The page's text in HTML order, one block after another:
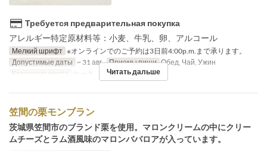
Требуется предварительная покупка
アレルギー特定原材料等：小麦、牛乳、卵、アルコール
Мелкий шрифт ※オンラインでのご予約は3日前4:00p.m.まで承ります。
Допустимые даты ~ 31 авг. Приемы пищи Обед, Чай, Ужин
Категория места
ケーキ Читать дальше
笠間の栗モンブラン
茨城県笠間市のブランド栗を使用。マロンクリームの中にクリー
ムチーズとラム酒風味のマロンババロアが入っています。